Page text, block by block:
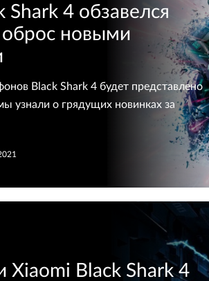
4 обзавелся
оброс новыми
Black Shark 4 будет представлено
узнали о грядущих новинках за
Xiaomi Black Shark 4